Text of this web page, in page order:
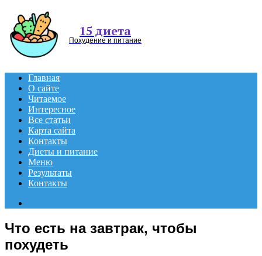
15 диета
Похудение и питание
Главная
О сайте
Читаемое
Интересное
Все статьи
Карта сайта
Контакты
Диеты и питание
Меню
Результаты
Контакты
Что есть на завтрак, чтобы
похудеть